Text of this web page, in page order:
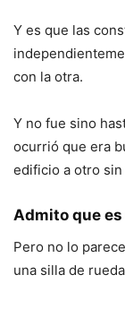
Y es que las
con la otra.
Y no fue sino
ocurrió que era
edificio a otro
Admito que
Pero no lo
una silla de